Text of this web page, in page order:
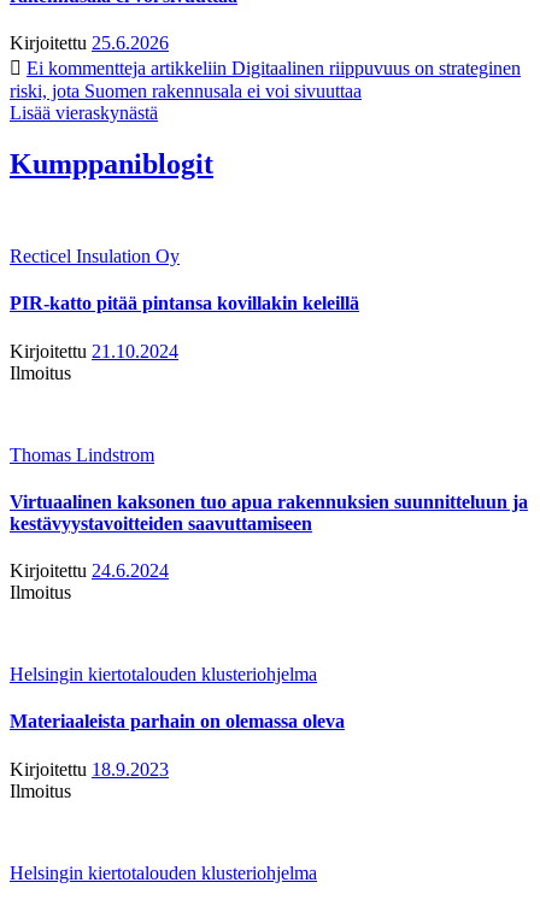
Kirjoitettu 25.6.2026
Ei kommentteja artikkeliin Digitaalinen riippuvuus on strateginen
riski, jota Suomen rakennusala ei voi sivuuttaa
Lisää vieraskynästä
Kumppaniblogit
Recticel Insulation Oy
PIR-katto pitää pintansa kovillakin keleillä
Kirjoitettu 21.10.2024
Ilmoitus
Thomas Lindstrom
Virtuaalinen kaksonen tuo apua rakennuksien suunnitteluun ja
kestävyystavoitteiden saavuttamiseen
Kirjoitettu 24.6.2024
Ilmoitus
Helsingin kiertotalouden klusteriohjelma
Materiaaleista parhain on olemassa oleva
Kirjoitettu 18.9.2023
Ilmoitus
Helsingin kiertotalouden klusteriohjelma